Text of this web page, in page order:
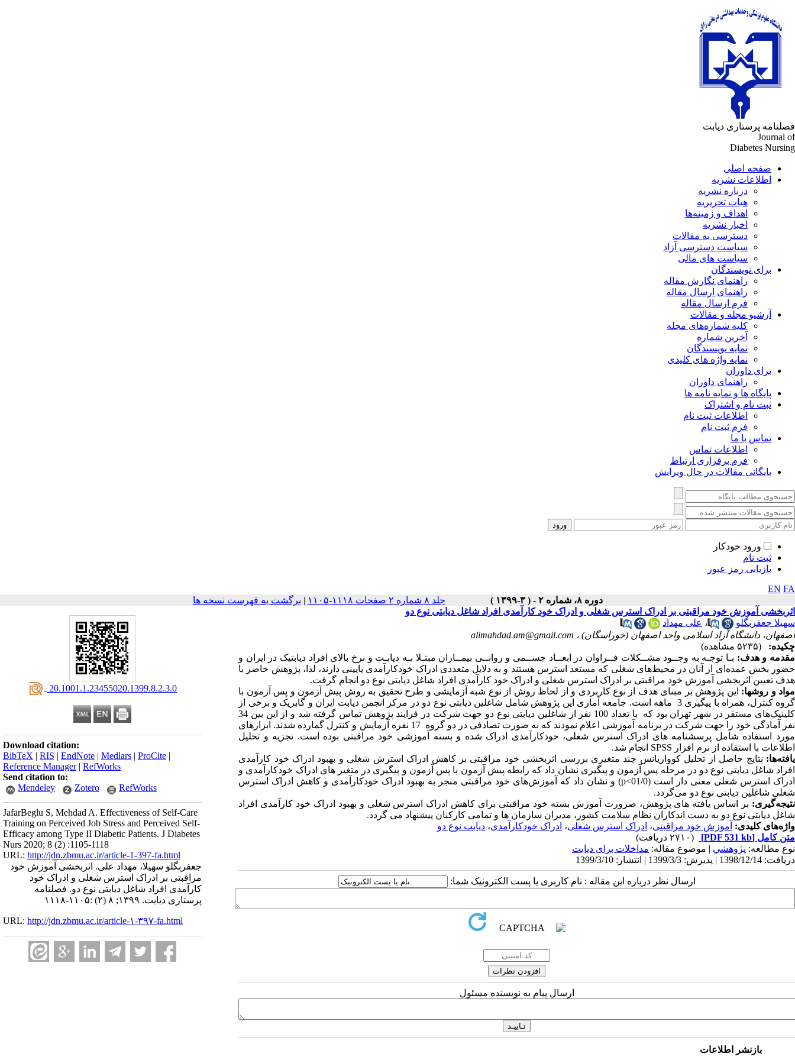
فصلنامه پرستاری دیابت
Journal of
Diabetes Nursing
صفحه اصلی
اطلاعات نشریه
درباره نشریه
هیات تحریریه
اهداف و زمینه‌ها
اخبار نشریه
دسترسی به مقالات
سیاست دسترسی آزاد
سیاست های مالی
برای نویسندگان
راهنمای نگارش مقاله
راهنمای ارسال مقاله
فرم ارسال مقاله
آرشیو مجله و مقالات
کلیه شماره‌های مجله
آخرین شماره
نمایه نویسندگان
نمایه واژه های کلیدی
برای داوران
راهنمای داوران
پایگاه ها و نمایه نامه ها
ثبت نام و اشتراک
اطلاعات ثبت نام
فرم ثبت نام
تماس با ما
اطلاعات تماس
فرم برقراری ارتباط
بایگانی مقالات در حال ویرایش
ورود خودکار
ثبت نام
بازیابی رمز عبور
EN FA
دوره ۸، شماره ۲ - ( ۳-۱۳۹۹ )
جلد ۸ شماره ۲ صفحات ۱۱۱۸-۱۱۰۵ | برگشت به فهرست نسخه ها
‎ 20.1001.1.23455020.1399.8.2.3.0
Download citation:
BibTeX | RIS | EndNote | Medlars | ProCite |
Reference Manager| RefWorks
Send citation to:
Mendeley
Zotero RefWorks
JafarBeglu S, Mehdad A. Effectiveness of Self-Care
Training on Perceived Job Stress and Perceived Self-
Efficacy among Type II Diabetic Patients. J Diabetes
Nurs 2020; 8 (2) :1105-1118
URL: http://jdn.zbmu.ac.ir/article-1-397-fa.html
جعفربگلو سهیلا، مهداد علی. اثربخشی آموزش خود
مراقبتی بر ادراک استرس شغلی و ادراک خود
کارآمدی افراد شاغل دیابتی نوع دو. فصلنامه
پرستاری دیابت. ۱۳۹۹; ۸ (۲) :۱۱۰۵-۱۱۱۸
URL: http://jdn.zbmu.ac.ir/article-۱-۳۹۷-fa.html
اثربخشی آموزش خود مراقبتی بر ادراک استرس شغلی و ادراک خود کارآمدی افراد شاغل دیابتی نوع دو
سهیلا جعفربگلو
، علی مهداد
اصفهان، دانشگاه آزاد اسلامی واحد اصفهان (خوراسگان) ، alimahdad.am@gmail.com
چکیده:
(۵۲۳۵ مشاهده)
مقدمه و هدف: بـا توجـه به وجــود مشــکلات فــراوان در ابعــاد جســمی و روانــی بیمــاران مبتـلا بـه دیابـت و نرخ بالای افراد دیابتیک در ایران و
حضور بخش عمده‌ای از آنان در محیط‌های شغلی که مستعد استرس هستند و به دلایل متعددی ادراک خودکارآمدی پایینی دارند، لذا، پژوهش حاضر با
هدف تعیین اثربخشی آموزش خود مراقبتی بر ادراک استرس شغلی و ادراک خود کارآمدی افراد شاغل دیابتی نوع دو انجام گرفت.
مواد و روشها: این پژوهش بر مبنای هدف از نوع کاربردی و از لحاظ روش از نوع شبه آزمایشی و طرح تحقیق به روش پیش آزمون و پس آزمون با
گروه کنترل، همراه با پیگیری 3 ماهه است. جامعه آماری این پژوهش شامل شاغلین دیابتی نوع دو در مرکز انجمن دیابت ایران و گابریک و برخی از
کلینیک‌های مستقر در شهر تهران بود که با تعداد 100 نفر از شاغلین دیابتی نوع دو جهت شرکت در فرایند پژوهش تماس گرفته شد و از این بین 34
نفر آمادگی خود را جهت شرکت در برنامه آموزشی اعلام نمودند که به صورت تصادفی در دو گروه 17 نفره آزمایش و کنترل گمارده شدند. ابزارهای
مورد استفاده شامل پرسشنامه های ادراک استرس شغلی، خودکارآمدی ادراک شده و بسته آموزشی خود مراقبتی بوده است. تجزیه و تحلیل
اطلاعات با استفاده از نرم افزار SPSS انجام شد.
یافته‌ها: نتایج حاصل از تحلیل کوواریانس چند متغیری بررسی اثربخشی خود مراقبتی بر کاهش ادراک استرش شغلی و بهبود ادراک خود کارآمدی
افراد شاغل دیابتی نوع دو در مرحله پس آزمون و پیگیری نشان داد که رابطه پیش آزمون با پس آزمون و پیگیری در متغیر های ادراک خودکارآمدی و
ادراک استرس شغلی معنی دار است (01/0>
p) و نشان داد که آموزش‌های خود مراقبتی منجر به بهبود ادراک خودکارآمدی و کاهش ادراک استرس
شغلی شاغلین دیابتی نوع دو می‌گردد.
نتیجه‌گیری: بر اساس یافته های پژوهش، ضرورت آموزش بسته خود مراقبتی برای کاهش ادراک استرس شغلی و بهبود ادراک خود کارآمدی افراد
شاغل دیابتی نوع دو به دست اندکاران نظام سلامت کشور، مدیران سازمان ها و تمامی کارکنان پیشنهاد می گردد.
واژه‌های کلیدی: آموزش خود مراقبتی، ادراک استرس شغلی، ادراک خودکارآمدی، دیابت نوع دو
متن کامل [PDF 531 kb]
(۲۷۱۰ دریافت)
نوع مطالعه: پژوهشي | موضوع مقاله: مداخلات برای دیابت
دریافت: 1398/12/14 | پذیرش: 1399/3/3 | انتشار: 1399/3/10
ارسال نظر درباره این مقاله : نام کاربری یا پست الکترونیک شما:
ارسال پیام به نویسنده مسئول
بازنشر اطلاعات